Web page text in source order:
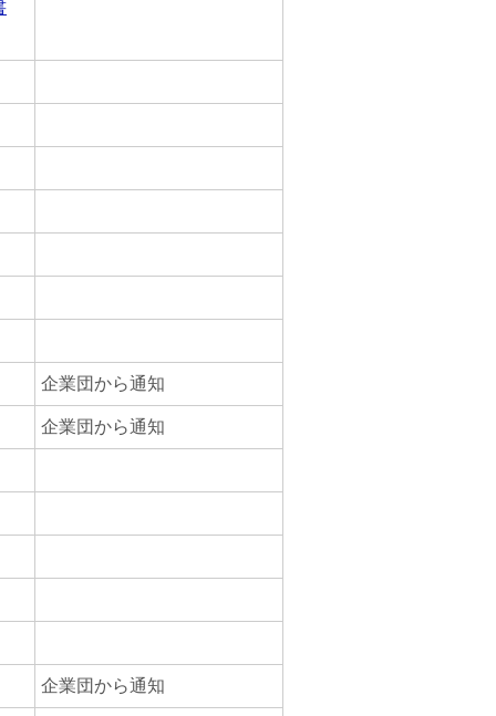
企業団から通知
企業団から通知
企業団から通知